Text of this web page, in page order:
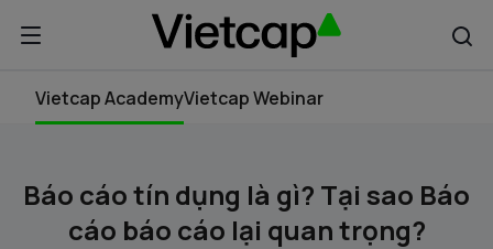
Vietcap AcademyVietcap Webinar
Báo cáo tín dụng là gì? Tại sao Báo
cáo báo cáo lại quan trọng?